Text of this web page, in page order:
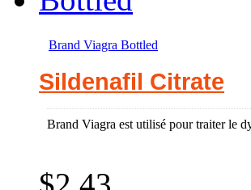
Brand Viagra Bottled
Sildenafil Citrate
Brand Viagra est utilisé pour traiter le